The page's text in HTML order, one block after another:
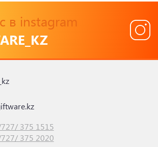
в instagram
375 1515
375 2020